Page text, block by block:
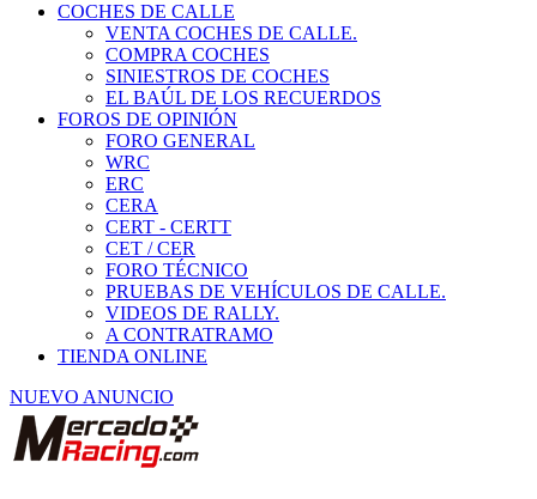
COCHES DE CALLE
VENTA COCHES DE CALLE.
COMPRA COCHES
SINIESTROS DE COCHES
EL BAÚL DE LOS RECUERDOS
FOROS DE OPINIÓN
FORO GENERAL
WRC
ERC
CERA
CERT - CERTT
CET / CER
FORO TÉCNICO
PRUEBAS DE VEHÍCULOS DE CALLE.
VIDEOS DE RALLY.
A CONTRATRAMO
TIENDA ONLINE
NUEVO ANUNCIO